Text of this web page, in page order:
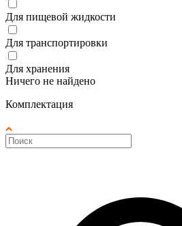
Для пищевой жидкости
Для транспортировки
Для хранения
Ничего не найдено
Комплектация